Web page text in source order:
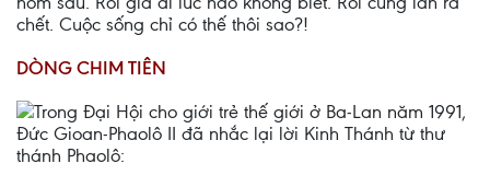
chết. Cuộc sống chỉ có thế thôi sao?!
DÒNG CHIM TIÊN
Trong Đại Hội cho giới trẻ thế giới ở Ba-Lan năm 1991,
Đức Gioan-Phaolô II đã nhắc lại lời Kinh Thánh từ thư
thánh Phaolô: